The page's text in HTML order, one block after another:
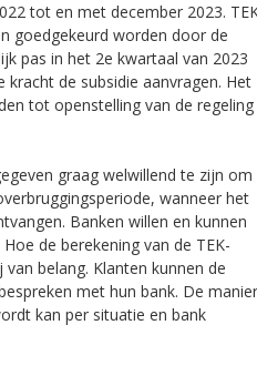
tot en met december 2023.
goedgekeurd worden door de
pas in het 2e kwartaal van 2023
de subsidie aanvragen. Het
tot openstelling van de regeling
graag welwillend te zijn om
wanneer het
Banken willen en kunnen
de berekening van de TEK-
belang. Klanten kunnen de
met hun bank. De manier
kan per situatie en bank